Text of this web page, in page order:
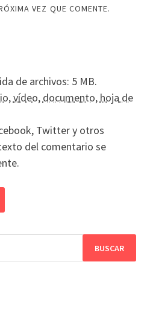
VEZ QUE COMENTE.
de archivos: 5 MB.
,vídeo, documento, hoja de
Twitter y otros
del comentario se